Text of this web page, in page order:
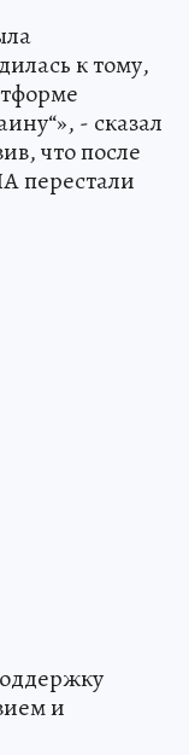
к тому,
- сказал
что после
перестали
и